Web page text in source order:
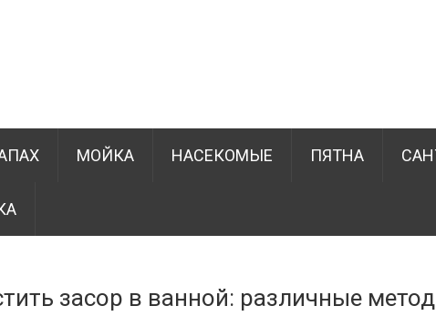
МОЙКА НАСЕКОМЫЕ ПЯТНА
засор в ванной: различные